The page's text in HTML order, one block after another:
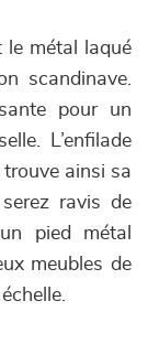
métal laqué
scandinave.
pour un
L’enfilade
trouve ainsi sa
ravis de
pied métal
meubles de